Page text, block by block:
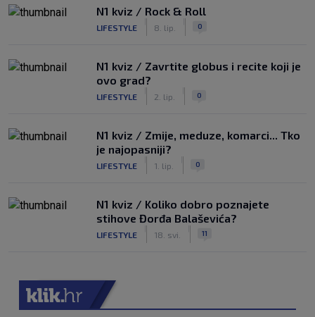
N1 kviz / Rock & Roll
LIFESTYLE 8. lip. 0
N1 kviz / Zavrtite globus i recite koji je
ovo grad?
LIFESTYLE 2. lip. 0
N1 kviz / Zmije, meduze, komarci... Tko
je najopasniji?
LIFESTYLE 1. lip. 0
N1 kviz / Koliko dobro poznajete
stihove Đorđa Balaševića?
LIFESTYLE 18. svi. 11